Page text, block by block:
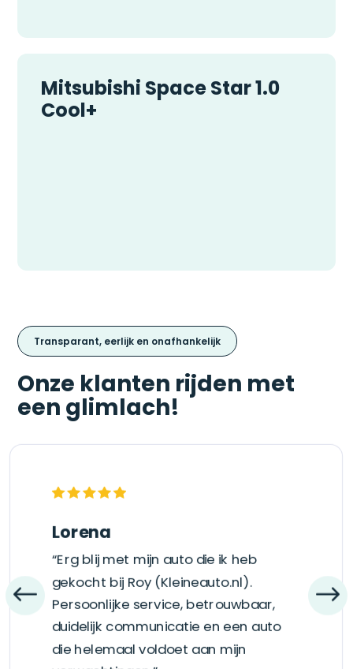
Mitsubishi Space Star 1.0
Cool+
Transparant, eerlijk en onafhankelijk
Onze klanten rijden met
een glimlach!
Lorena
“Erg blij met mijn auto die ik heb
gekocht bij Roy (Kleineauto.nl).
Persoonlijke service, betrouwbaar,
duidelijk communicatie en een auto
die helemaal voldoet aan mijn